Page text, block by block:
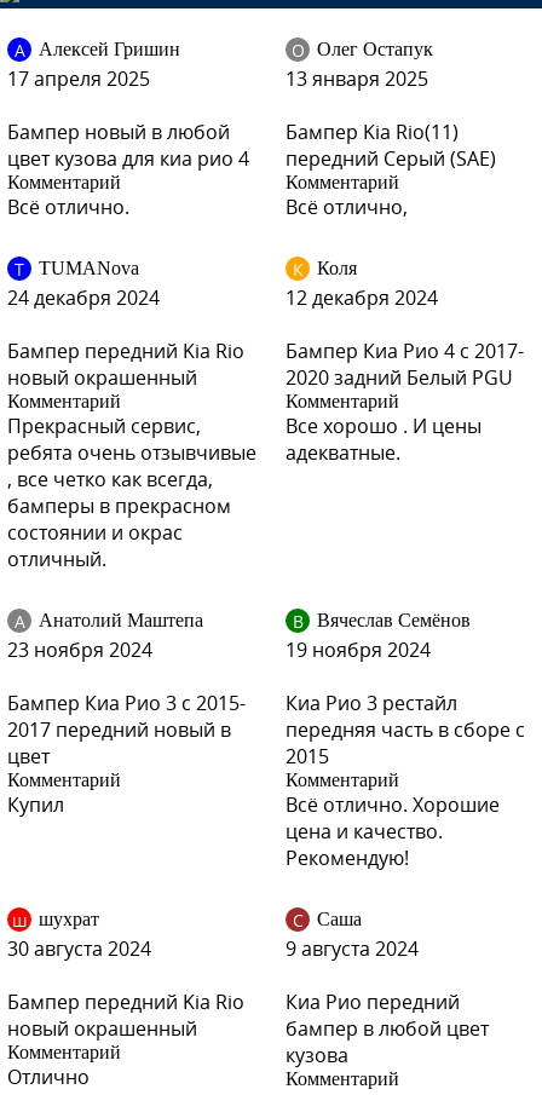
А Алексей Гришин
17 апреля 2025
Бампер новый в любой
цвет кузова для киа рио 4
Комментарий
Всё отлично.
О Олег Остапук
13 января 2025
Бампер Kia Rio(11)
передний Серый (SAE)
Комментарий
Всё отлично,
T TUMANova
24 декабря 2024
Бампер передний Kia Rio
новый окрашенный
Комментарий
Прекрасный сервис,
ребята очень отзывчивые
, все четко как всегда,
бамперы в прекрасном
состоянии и окрас
отличный.
К Коля
12 декабря 2024
Бампер Киа Рио 4 с 2017-
2020 задний Белый PGU
Комментарий
Все хорошо . И цены
адекватные.
А Анатолий Маштепа
23 ноября 2024
Бампер Киа Рио 3 с 2015-
2017 передний новый в
цвет
Комментарий
Купил
В Вячеслав Семёнов
19 ноября 2024
Киа Рио 3 рестайл
передняя часть в сборе с
2015
Комментарий
Всё отлично. Хорошие
цена и качество.
Рекомендую!
ш шухрат
30 августа 2024
Бампер передний Kia Rio
новый окрашенный
Комментарий
Отлично
С Саша
9 августа 2024
Киа Рио передний
бампер в любой цвет
кузова
Комментарий